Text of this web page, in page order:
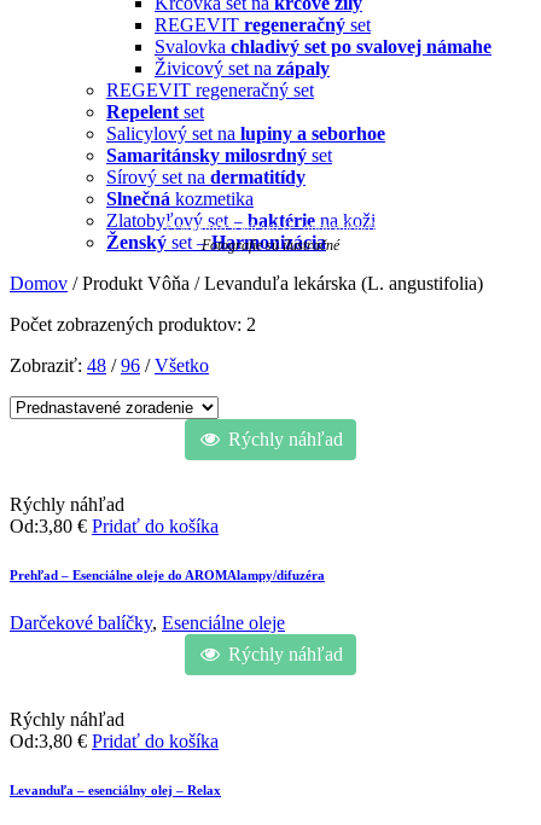
REGEVIT regeneračný set
Svalovka chladivý set po svalovej námahe
Živicový set na zápaly
REGEVIT regeneračný set
Repelent set
Salicylový set na lupiny a seborhoe
Samaritánsky milosrdný set
Sírový set na dermatitídy
Slnečná kozmetika
Zlatobyľový set – baktérie na koži
Ženský set –Harmonizácia
Levanduľa lekárska (L. angustifolia)
Fotografie sú ilustračné
Domov / Produkt Vôňa / Levanduľa lekárska (L. angustifolia)
Počet zobrazených produktov: 2
Zobraziť: 48 /96 /Všetko
Rýchly náhľad
Rýchly náhľad
Od:3,80 € Pridať do košíka
Prehľad – Esenciálne oleje do AROMAlampy/difuzéra
Darčekové balíčky, Esenciálne oleje
Rýchly náhľad
Rýchly náhľad
Od:3,80 € Pridať do košíka
Levanduľa – esenciálny olej – Relax